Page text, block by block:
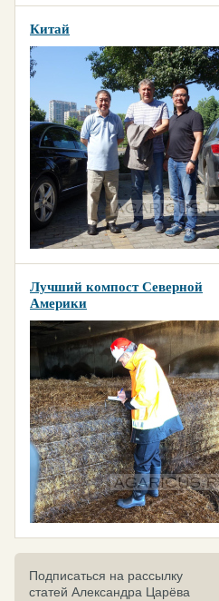
Китай
Лучший компост Северной
Америки
Подписаться на рассылку
статей Александра Царёва